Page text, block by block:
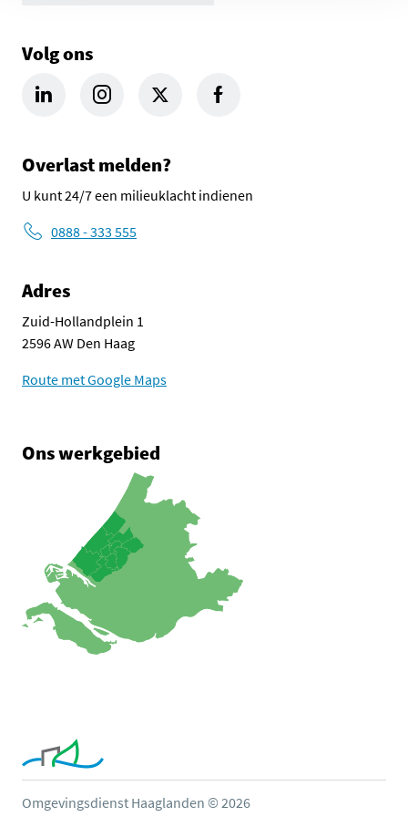
Volg ons
LinkedIn Omgevingsdienst Haaglanden (opent in een nieuw
Instagram Omgevingsdienst Haaglanden (opent in
X Omgevingsdienst Haaglanden (opent in
Facebook Omgevingsdienst
Overlast melden?
U kunt 24/7 een milieuklacht indienen
0888 - 333 555
Adres
Zuid-Hollandplein 1
2596 AW Den Haag
Route met Google Maps
Ons werkgebied
Omgevingsdienst Haaglanden © 2026